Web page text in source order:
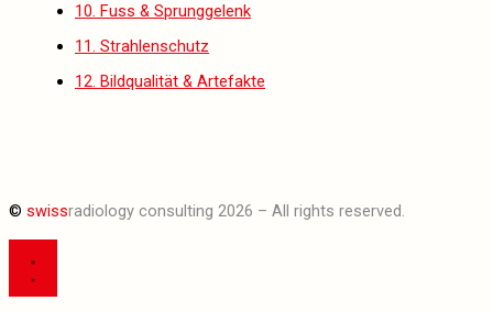
10. Fuss & Sprunggelenk
11. Strahlenschutz
12. Bildqualität & Artefakte
© swissradiology consulting 2026 – All rights reserved.